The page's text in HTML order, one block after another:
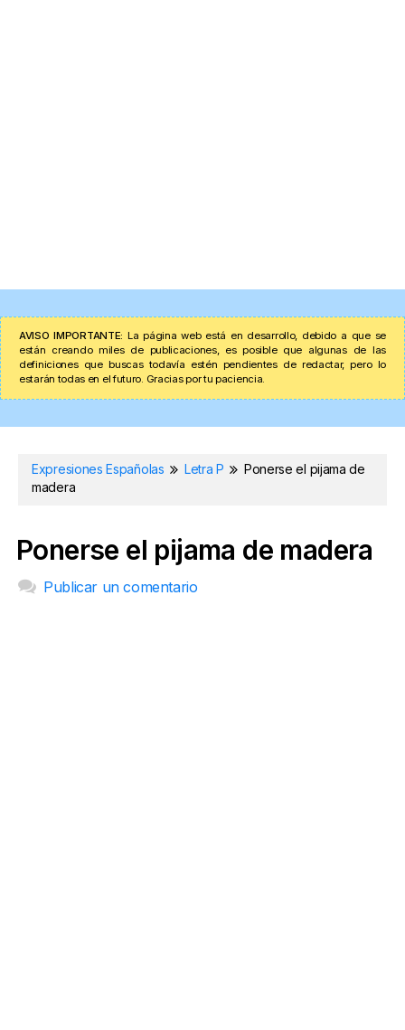
AVISO IMPORTANTE: La página web está en desarrollo, debido a que se
están creando miles de publicaciones, es posible que algunas de las
definiciones que buscas todavía estén pendientes de redactar, pero lo
estarán todas en el futuro. Gracias por tu paciencia.
Expresiones Españolas Letra P
Ponerse el pijama de
madera
Ponerse el pijama de madera
Publicar un comentario